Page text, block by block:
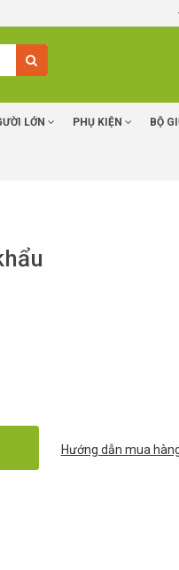
LỚN PHỤ KIỆN BỘ
Hướng dẫn mua